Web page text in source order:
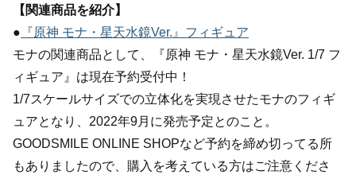
【関連商品を紹介】
● 『原神 モナ・星天水鏡Ver.』フィギュア
モナの関連商品として、『原神 モナ・星天水鏡Ver. 1/7 フ
ィギュア』は現在予約受付中！
1/7スケールサイズでの立体化を実現させたモナのフィギ
ュアとなり、2022年9月に発売予定とのこと。
GOODSMILE ONLINE SHOPなど予約を締め切ってる所
もありましたので、購入を考えている方はご注意くださ